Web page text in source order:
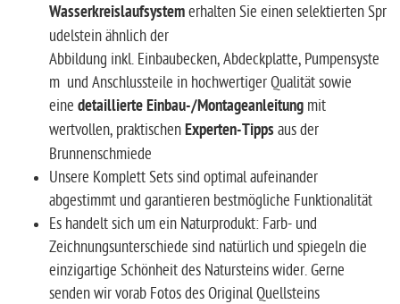
Wasserkreislaufsystemerhalten Sie einen selektierten Spr
udelstein ähnlich der
Abbildung inkl. Einbaubecken, Abdeckplatte, Pumpensyste
m und Anschlussteile in hochwertiger Qualität sowie
eine detaillierte Einbau-/Montageanleitung mit
wertvollen, praktischenExperten-Tipps aus der
Brunnenschmiede
Unsere Komplett Sets sind optimal aufeinander
abgestimmt und garantieren bestmögliche Funktionalität
Es handelt sich um ein Naturprodukt: Farb- und
Zeichnungsunterschiede sind natürlich und spiegeln die
einzigartige Schönheit des Natursteins wider. Gerne
senden wir vorab Fotos des Original Quellsteins